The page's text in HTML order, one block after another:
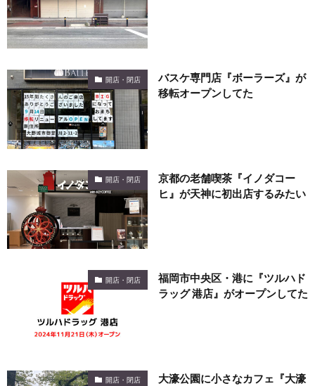
開店・閉店
バスケ専門店『ボーラーズ』が
移転オープンしてた
開店・閉店
京都の老舗喫茶『イノダコー
ヒ』が天神に初出店するみたい
開店・閉店
福岡市中央区・港に『ツルハド
ラッグ 港店』がオープンしてた
開店・閉店
大濠公園に小さなカフェ『大濠